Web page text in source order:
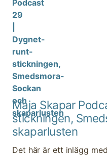
Maja Skapar
stickningen,
skaparlusten
Det här är ett inlägg